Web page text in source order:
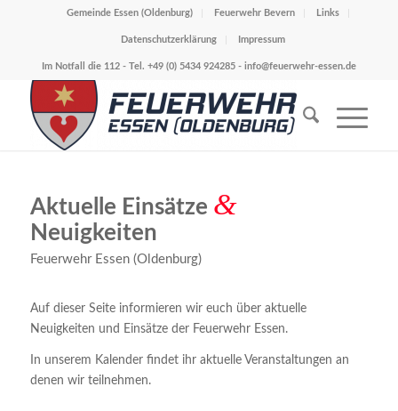
Gemeinde Essen (Oldenburg) Feuerwehr Bevern Links
Datenschutzerklärung Impressum
Im Notfall die 112 - Tel. +49 (0) 5434 924285 - info@feuerwehr-essen.de
Aktuelle Einsätze &
Neuigkeiten
Feuerwehr Essen (Oldenburg)
Auf dieser Seite informieren wir euch über aktuelle
Neuigkeiten und Einsätze der Feuerwehr Essen.
In unserem Kalender findet ihr aktuelle Veranstaltungen an
denen wir teilnehmen.